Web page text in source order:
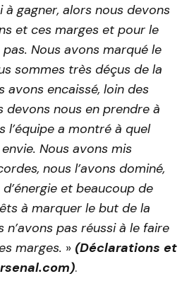
à gagner, alors nous devons
et ces marges et pour le
Nous avons marqué le
sommes très déçus de la
avons encaissé, loin des
devons nous en prendre à
l’équipe a montré à quel
Nous avons mis
nous l’avons dominé,
et beaucoup de
à marquer le but de la
n’avons pas réussi à le faire
marges. » (Déclarations et
.